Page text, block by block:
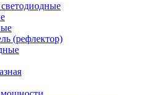
(рефлектор)